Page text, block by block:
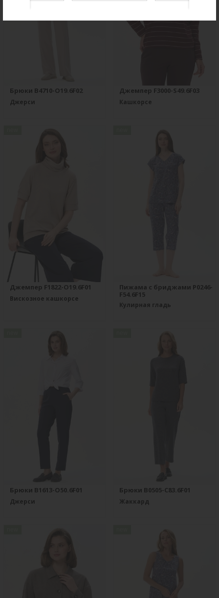
Брюки B4710-O19.6F02
Джерси
Джемпер F3000-S49.6F03
Кашкорсе
Джемпер F1822-O19.6F01
Вискозное кашкорсе
Пижама с бриджами P0246-
F54.6F15
Кулирная гладь
Брюки B1613-O50.6F01
Джерси
Брюки B0505-C83.6F01
Жаккард